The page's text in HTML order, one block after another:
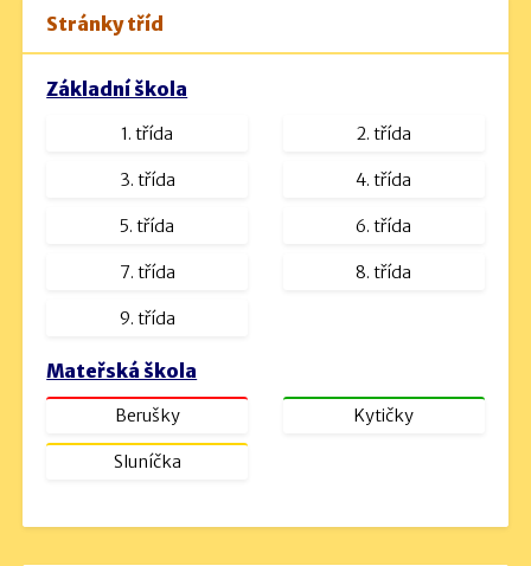
Návrh rozpočtu 2024 (podrobný).pdf
Velikost: 534kb
Velikost: 16kb
Velikost: 1230kb
Stránky tříd
Základní škola
1. třída 2. třída
3. třída 4. třída
5. třída 6. třída
7. třída 8. třída
9. třída
Mateřská škola
Berušky Kytičky
Sluníčka